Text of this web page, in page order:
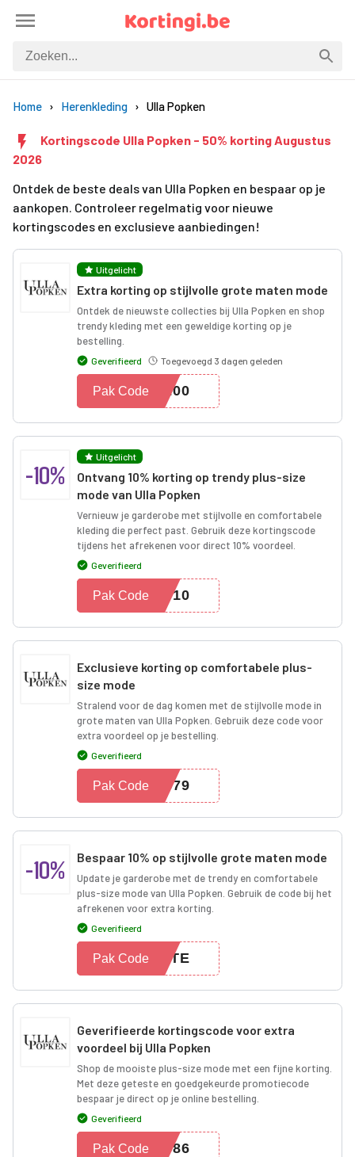
Home Herenkleding Ulla Popken
Kortingscode Ulla Popken - 50% korting Augustus
2026
Ontdek de beste deals van Ulla Popken en bespaar op je
aankopen. Controleer regelmatig voor nieuwe
kortingscodes en exclusieve aanbiedingen!
Uitgelicht
Extra korting op stijlvolle grote maten mode
Ontdek de nieuwste collecties bij Ulla Popken en shop
trendy kleding met een geweldige korting op je
bestelling.
Geverifieerd Toegevoegd 3 dagen geleden
E200
Pak Code
-10%
Uitgelicht
Ontvang 10% korting op trendy plus-size
mode van Ulla Popken
Vernieuw je garderobe met stijlvolle en comfortabele
kleding die perfect past. Gebruik deze kortingscode
tijdens het afrekenen voor direct 10% voordeel.
Geverifieerd
UP10
Pak Code
Exclusieve korting op comfortabele plus-
size mode
Stralend voor de dag komen met de stijlvolle mode in
grote maten van Ulla Popken. Gebruik deze code voor
extra voordeel op je bestelling.
Geverifieerd
8579
Pak Code
-10% Bespaar 10% op stijlvolle grote maten mode
Update je garderobe met de trendy en comfortabele
plus-size mode van Ulla Popken. Gebruik de code bij het
afrekenen voor extra korting.
Geverifieerd
RATE
Pak Code
Geverifieerde kortingscode voor extra
voordeel bij Ulla Popken
Shop de mooiste plus-size mode met een fijne korting.
Met deze geteste en goedgekeurde promotiecode
bespaar je direct op je online bestelling.
Geverifieerd
2586
Pak Code